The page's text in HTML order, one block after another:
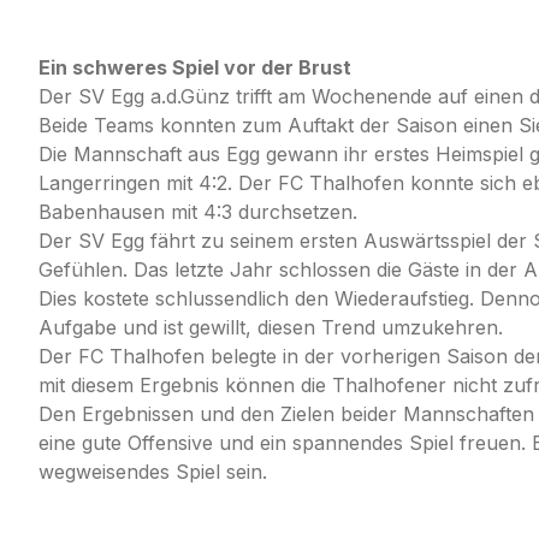
Ein schweres Spiel vor der Brust
Der SV Egg a.d.Günz trifft am Wochenende auf
Beide Teams konnten zum Auftakt der Saison einen
Die Mannschaft aus Egg gewann ihr erstes Heimspiel
Langerringen mit 4:2. Der FC Thalhofen konnte sich
Babenhausen mit 4:3 durchsetzen.
Der SV Egg fährt zu seinem ersten Auswärtsspiel der
Gefühlen. Das letzte Jahr schlossen die Gäste in der
Dies kostete schlussendlich den Wiederaufstieg.
Aufgabe und ist gewillt, diesen Trend umzukehren.
Der FC Thalhofen belegte in der vorherigen Saison
mit diesem Ergebnis können die Thalhofener nicht
Den Ergebnissen und den Zielen beider
eine gute Offensive und ein spannendes Spiel freuen.
wegweisendes Spiel sein.